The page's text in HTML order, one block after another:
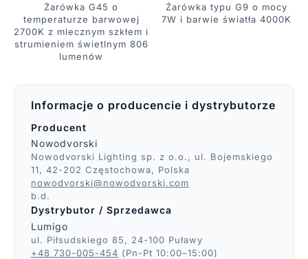
Żarówka G45 o
temperaturze barwowej
2700K z mlecznym szkłem i
strumieniem świetlnym 806
lumenów
Żarówka typu G9 o mocy
7W i barwie światła 4000K
Informacje o producencie i dystrybutorze
Producent
Nowodvorski
Nowodvorski Lighting sp. z o.o., ul. Bojemskiego
11, 42-202 Częstochowa, Polska
nowodvorski@nowodvorski.com
b.d.
Dystrybutor / Sprzedawca
Lumigo
ul. Piłsudskiego 85, 24-100 Puławy
+48 730-005-454 (Pn-Pt 10:00–15:00)